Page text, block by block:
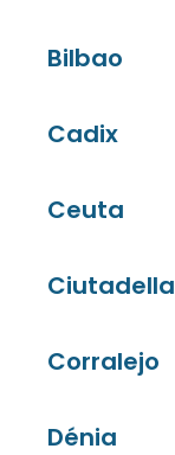
Bilbao
Cadix
Ceuta
Ciutadella
Corralejo
Dénia